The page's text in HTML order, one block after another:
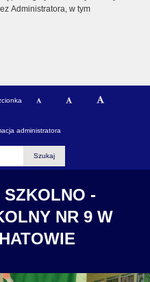
Administratora, w tym
administratora
-
NR 9 W